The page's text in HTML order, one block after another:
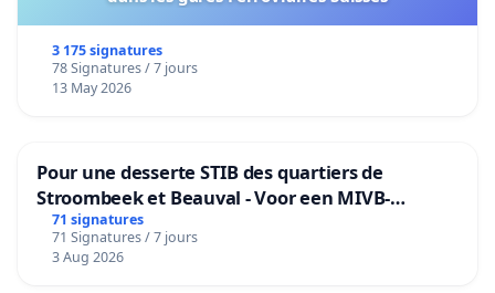
3 175 signatures
78 Signatures / 7 jours
13 May 2026
Pour une desserte STIB des quartiers de
Stroombeek et Beauval - Voor een MIVB-
bediening van de wijken Strombeek en Het
Voor
71 signatures
71 Signatures / 7 jours
3 Aug 2026